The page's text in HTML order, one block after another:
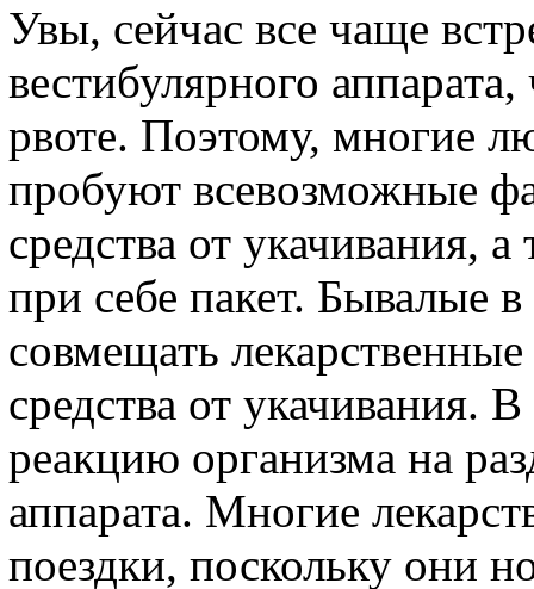
Увы, сейчас все чаще
вестибулярного
рвоте. Поэтому, многие
пробуют всевозможные
средства от укачивания,
при себе пакет. Бывалые
совмещать
средства от укачивания.
реакцию организма на
аппарата. Многие
поездки, поскольку они